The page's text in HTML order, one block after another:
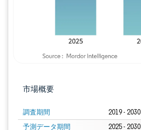
市場概要
調査期間 2019 - 2030
予測データ期間 2025 - 2030